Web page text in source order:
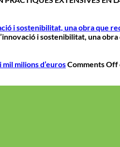
i sostenibilitat, una obra que
i sostenibilitat, una
milions d’eurosComments Off